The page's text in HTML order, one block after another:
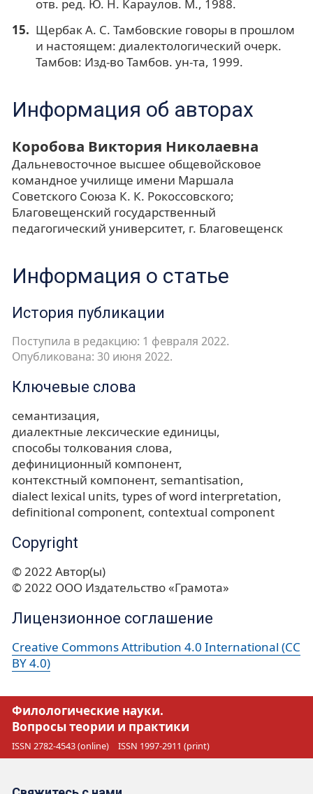
отв. ред. Ю. Н. Караулов. М., 1988.
Щербак А. С. Тамбовские говоры в прошлом
и настоящем: диалектологический очерк.
Тамбов: Изд-во Тамбов. ун-та, 1999.
Информация об авторах
Коробова Виктория Николаевна
Дальневосточное высшее общевойсковое
командное училище имени Маршала
Советского Союза К. К. Рокоссовского;
Благовещенский государственный
педагогический университет, г. Благовещенск
Информация о статье
История публикации
Поступила в редакцию: 1 февраля 2022.
Опубликована: 30 июня 2022.
Ключевые слова
семантизация
диалектные лексические единицы
способы толкования слова
дефиниционный компонент
контекстный компонент semantisation
dialect lexical units types of word interpretation
definitional component contextual component
Copyright
© 2022 Автор(ы)
© 2022 ООО Издательство «Грамота»
Лицензионное соглашение
Creative Commons Attribution 4.0 International (CC
BY 4.0)
Филологические науки.
Вопросы теории и практики
ISSN 2782-4543 (online) ISSN 1997-2911 (print)